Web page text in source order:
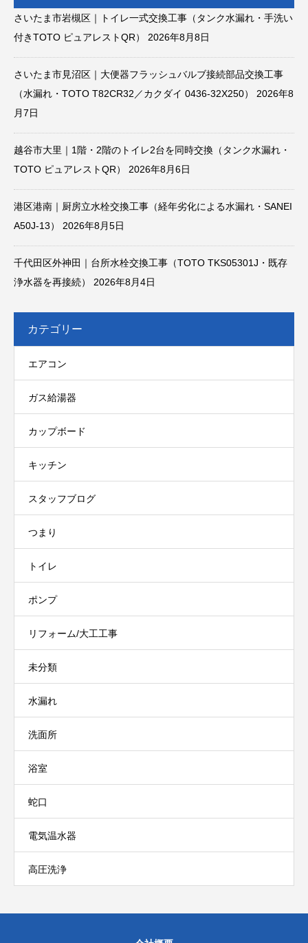
さいたま市岩槻区｜トイレ一式交換工事（タンク水漏れ・手洗い
付きTOTO ピュアレストQR）
2026年8月8日
さいたま市見沼区｜大便器フラッシュバルブ接続部品交換工事
（水漏れ・TOTO T82CR32／カクダイ 0436-32X250）
2026年8
月7日
越谷市大里｜1階・2階のトイレ2台を同時交換（タンク水漏れ・
TOTO ピュアレストQR）
2026年8月6日
港区港南｜厨房立水栓交換工事（経年劣化による水漏れ・SANEI
A50J-13）
2026年8月5日
千代田区外神田｜台所水栓交換工事（TOTO TKS05301J・既存
浄水器を再接続）
2026年8月4日
カテゴリー
エアコン
ガス給湯器
カップボード
キッチン
スタッフブログ
つまり
トイレ
ポンプ
リフォーム/大工工事
未分類
水漏れ
洗面所
浴室
蛇口
電気温水器
高圧洗浄